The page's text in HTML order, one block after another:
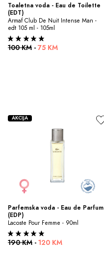
Toaletna voda - Eau de Toilette
(EDT)
Armaf Club De Nuit Intense Man -
edt 105 ml - 105ml
100 KM - 75 KM
Parfemska voda - Eau de Parfum
(EDP)
Lacoste Pour Femme - 90ml
190 KM - 120 KM
AKCIJA